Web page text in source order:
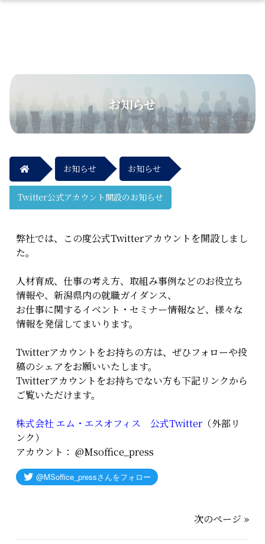
お知らせ
お知らせ お知らせ
Twitter公式アカウント開設のお知らせ
弊社では、この度公式Twitterアカウントを開設しまし
た。
人材育成、仕事の考え方、取組み事例などのお役立ち
情報や、新潟県内の就職ガイダンス、
お仕事に関するイベント・セミナー情報など、様々な
情報を発信してまいります。
Twitterアカウントをお持ちの方は、ぜひフォローや投
稿のシェアをお願いいたします。
Twitterアカウントをお持ちでない方も下記リンクから
ご覧いただけます。
株式会社 エム・エスオフィス 公式Twitter （外部リ
ンク）
アカウント： @Msoffice_press
次のページ »